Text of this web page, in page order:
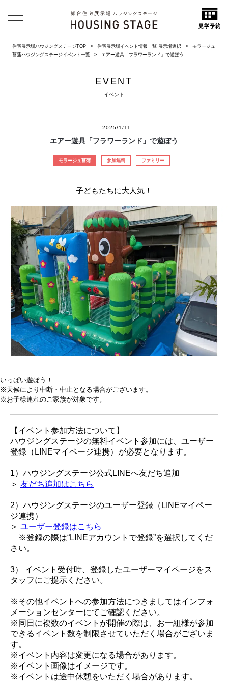
住宅展示場ハウジングステージTOP 住宅展示場イベント情報一覧 展示場選択
モラージュ
菖蒲ハウジングステージイベント一覧
エアー遊具「フラワーランド」で遊ぼう
EVENT
イベント
2025/1/11
エアー遊具「フラワーランド」で遊ぼう
モラージュ菖蒲 参加無料 ファミリー
子どもたちに大人気！
いっぱい遊ぼう！
※天候により中断・中止となる場合がございます。
※お子様連れのご家族が対象です。
【イベント参加方法について】
ハウジングステージの無料イベント参加には、ユーザー
登録（LINEマイページ連携）が必要となります。
1）ハウジングステージ公式LINEへ友だち追加
＞ 友だち追加はこちら
2）ハウジングステージのユーザー登録（LINEマイペー
ジ連携）
＞ ユーザー登録はこちら
※登録の際は“LINEアカウントで登録”を選択してくだ
さい。
3） イベント受付時、登録したユーザーマイページをス
タッフにご提示ください。
※その他イベントへの参加方法につきましてはインフォ
メーションセンターにてご確認ください。
※同日に複数のイベントが開催の際は、お一組様が参加
できるイベント数を制限させていただく場合がございま
す。
※イベント内容は変更になる場合があります。
※イベント画像はイメージです。
※イベントは途中休憩をいただく場合があります。